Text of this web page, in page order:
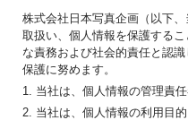
株式会社日本写真企画（以下
取扱い、個人情報を保護する
な責務および社会的責任と認
保護に努めます。
1. 当社は、個人情報の管理責
2. 当社は、個人情報の利用目